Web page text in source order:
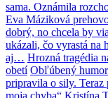
sama. Oznámila
Eva Máziková
dobrý, no chcela by
ukázali, čo vyrastá na
aj… Hrozná tragédia
obetí Obľúbený
pripravila o sily. Teraz
moja chyba“ Kristína